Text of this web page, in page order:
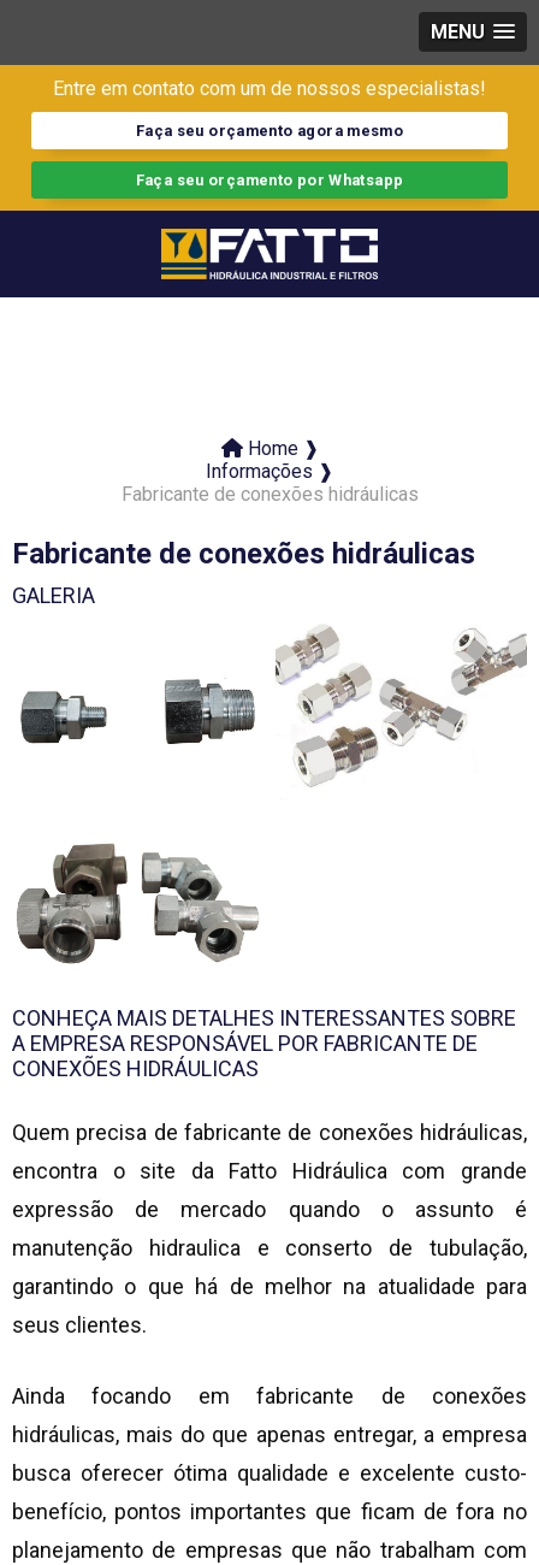
MENU
Entre em contato com um de nossos especialistas!
Faça seu orçamento agora mesmo
Faça seu orçamento por Whatsapp
Home ❱
Informações ❱
Fabricante de conexões hidráulicas
Fabricante de conexões hidráulicas
GALERIA
CONHEÇA MAIS DETALHES INTERESSANTES SOBRE
A EMPRESA RESPONSÁVEL POR FABRICANTE DE
CONEXÕES HIDRÁULICAS
Quem precisa de fabricante de conexões hidráulicas,
encontra o site da Fatto Hidráulica com grande
expressão de mercado quando o assunto é
manutenção hidraulica e conserto de tubulação,
garantindo o que há de melhor na atualidade para
seus clientes.
Ainda focando emfabricante de conexões
hidráulicas, mais do que apenas entregar, a empresa
busca oferecer ótima qualidade e excelente custo-
benefício, pontos importantes que ficam de fora no
planejamento de empresas que não trabalham com